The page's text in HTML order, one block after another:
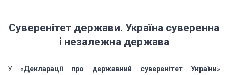
Суверенітет держави. Україна суверенна
і незалежна держава
У «Декларації про державний суверенітет України»